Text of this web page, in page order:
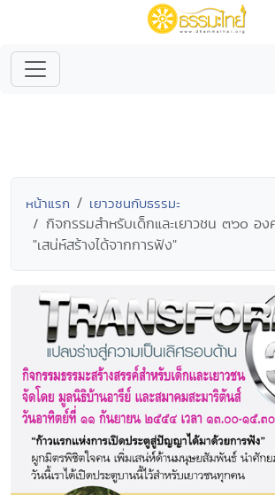
หน้าแรก เยาวชนกับธรรมะ
กิจกรรมสำหรับเด็กและเยาวชน ๓๖๐ อง
"เสน่ห์สร้างได้จากการฟัง"